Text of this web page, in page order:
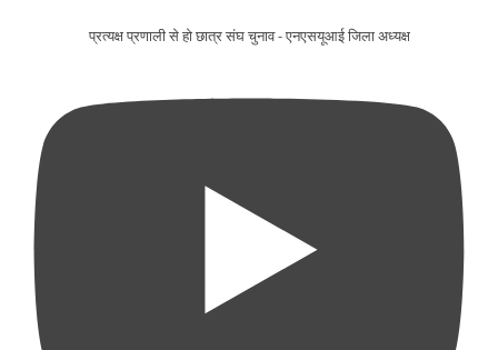
प्रत्यक्ष प्रणाली से हो छात्र संघ चुनाव - एनएसयूआई जिला अध्यक्ष